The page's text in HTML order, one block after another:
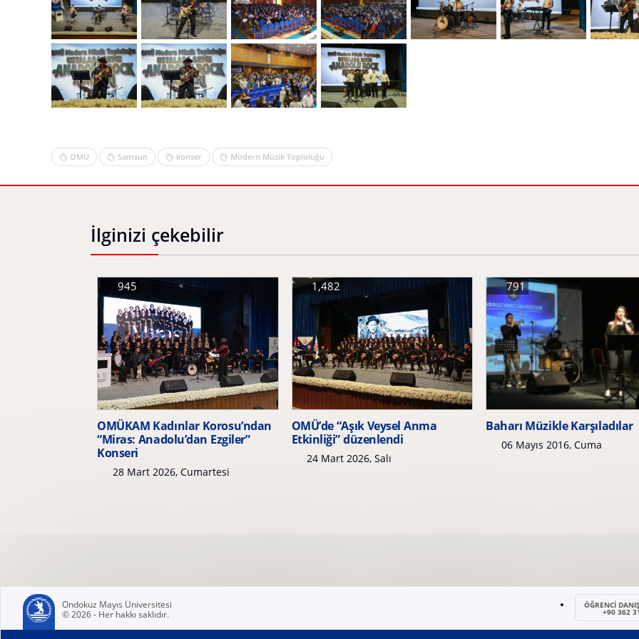
OMU Samsun konser Modern Müzik Topluluğu
İlginizi çekebilir
OMÜKAM Kadınlar Korosu’ndan
“Miras: Anadolu’dan Ezgiler”
Konseri
28 Mart 2026, Cumartesi
945
OMÜ’de “Aşık Veysel Anma
Etkinliği” düzenlendi
24 Mart 2026, Salı
1,482
Baharı Müzikle Karşıladılar
06 Mayıs 2016, Cuma
791
Ondokuz Mayıs Üniversitesi
© 2026 - Her hakkı saklıdır.
ÖĞRENCİ
+90 362